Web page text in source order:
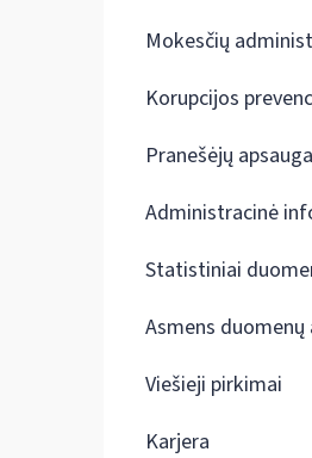
Mokesčių
Korupcijos
Pranešėjų
Administracinė
Statistiniai
Asmens duomenų
Viešieji pirkimai
Karjera